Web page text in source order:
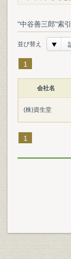
"中谷善三郎"索
並び替え
1
会社名
(株)資生堂
1